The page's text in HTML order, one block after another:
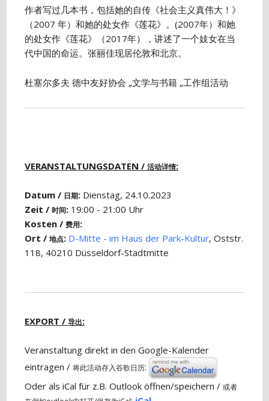
作者写过几本书，包括她的自传《社会主义真伟大！》
（2007 年）和她的处女作《莲花》。(2007年）和她
的处女作《莲花》（2017年），讲述了一个妓女在当
代中国的命运。张丽佳现居伦敦和北京。
杜塞尔多夫 德中友好协会 „文学与书籍 „工作组活动
VERANSTALTUNGSDATEN /活动详情:
Datum / 日期: Dienstag, 24.10.2023
Zeit /时间: 19:00 - 21:00 Uhr
Kosten /费用:
Ort /地点: D-Mitte - im Haus der Park-Kultur, Oststr.
118, 40210 Düsseldorf-Stadtmitte
EXPORT /导出:
Veranstaltung direkt in den Google-Kalender
eintragen /将此活动存入谷歌日历:
Oder als iCal für z.B. Outlook öffnen/speichern /或者